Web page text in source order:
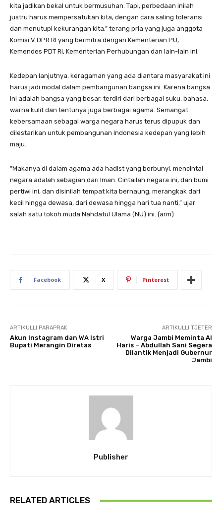
kita jadikan bekal untuk bermusuhan. Tapi, perbedaan inilah
justru harus mempersatukan kita, dengan cara saling toleransi
dan menutupi kekurangan kita,” terang pria yang juga anggota
Komisi V DPR RI yang bermitra dengan Kementerian PU,
Kemendes PDT RI, Kementerian Perhubungan dan lain-lain ini.
Kedepan lanjutnya, keragaman yang ada diantara masyarakat ini
harus jadi modal dalam pembangunan bangsa ini. Karena bangsa
ini adalah bangsa yang besar, terdiri dari berbagai suku, bahasa,
warna kulit dan tentunya juga berbagai agama. Semangat
kebersamaan sebagai warga negara harus terus dipupuk dan
dilestarikan untuk pembangunan Indonesia kedepan yang lebih
maju.
”Makanya di dalam agama ada hadist yang berbunyi, mencintai
negara adalah sebagian dari Iman. Cintailah negara ini, dan bumi
pertiwi ini, dan disinilah tempat kita bernaung, merangkak dari
kecil hingga dewasa, dari dewasa hingga hari tua nanti,” ujar
salah satu tokoh muda Nahdatul Ulama (NU) ini. (arm)
Facebook X Pinterest
ARTIKULLI PARAPRAK
Akun Instagram dan WA Istri
Bupati Merangin Diretas
ARTIKULLI TJETËR
Warga Jambi Meminta Al
Haris – Abdullah Sani Segera
Dilantik Menjadi Gubernur
Jambi
Publisher
RELATED ARTICLES